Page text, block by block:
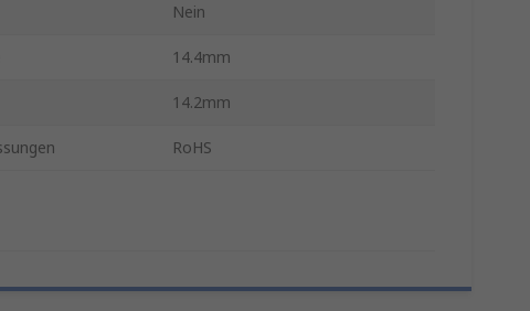
Nein
14.4mm
14.2mm
RoHS